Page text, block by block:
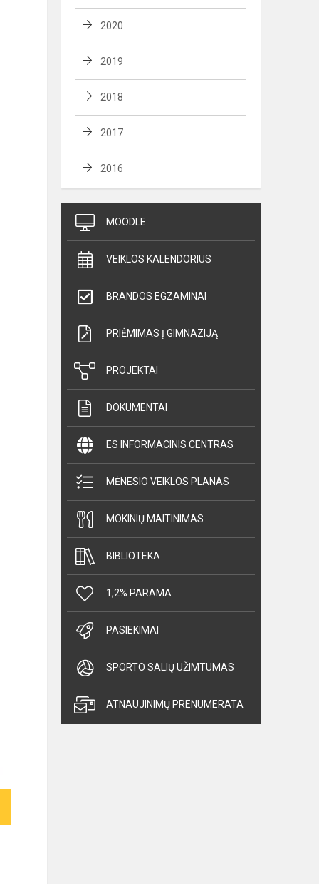
2020
2019
2018
2017
2016
MOODLE
VEIKLOS KALENDORIUS
BRANDOS EGZAMINAI
PRIĖMIMAS Į GIMNAZIJĄ
PROJEKTAI
DOKUMENTAI
ES INFORMACINIS CENTRAS
MĖNESIO VEIKLOS PLANAS
MOKINIŲ MAITINIMAS
BIBLIOTEKA
1,2% PARAMA
PASIEKIMAI
SPORTO SALIŲ UŽIMTUMAS
ATNAUJINIMŲ PRENUMERATA